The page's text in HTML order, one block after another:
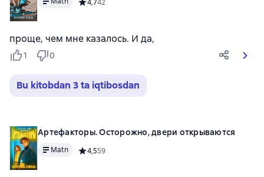
Средний рейтинг 4,7 на основе 42 оценок
4,742
проще, чем мне казалось. И да,
1 0
Bu kitobdan 3 ta iqtibosdan
Артефакторы. Осторожно, двери открываются
Matn Средний рейтинг 4,5 на основе 59 оценок
4,559